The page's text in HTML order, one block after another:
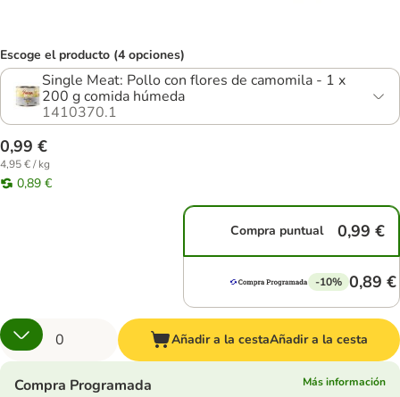
Escoge el producto (4 opciones)
Single Meat: Pollo con flores de camomila - 1 x
200 g comida húmeda
1410370.1
0,99 €
4,95 € / kg
0,89 €
Compra puntual 0,99 €
-10% 0,89 €
Añadir a la cestaAñadir a la cesta
Compra Programada
Más información